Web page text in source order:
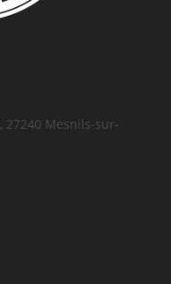
27240 Mesnils-sur-